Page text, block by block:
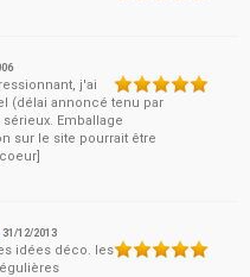
j'ai
(délai annoncé tenu par
Emballage
sur le site pourrait être
31/12/2013
idées déco. les